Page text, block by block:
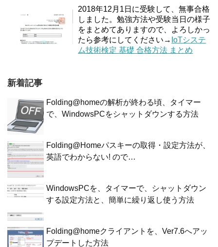
2018年12月1日に受験して、無事合格
しました。勉強方法や受験当日の様子
をまとめてありますので、よろしかっ
たら参考にしてください→ IoTシステ
ム技術検定 基礎 合格方法 まとめ
新着記事
Folding@homeの解析が終わる頃、タイマー
で、WindowsPCをシャットダウンする方法
Folding@Homeパスキーの取得・設定方法が、
英語でわからない! ので…
WindowsPCを、タイマーで、シャットダウン
する設定方法と、簡単に繰り返し使う方法
Folding@homeクライアントを、Ver7.6へアッ
プデートした方法